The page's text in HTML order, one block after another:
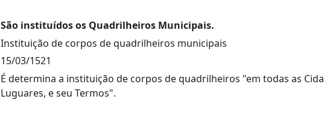
São instituídos os Quadrilheiros Municipais.
Instituição de corpos de quadrilheiros municipais
15/03/1521
É determina a instituição de corpos de quadrilheiros "em todas as
Luguares, e seu Termos".